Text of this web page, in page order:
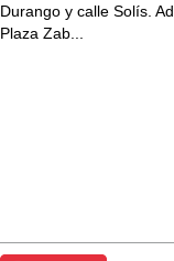
Durango y calle Solís.
Plaza Zab...